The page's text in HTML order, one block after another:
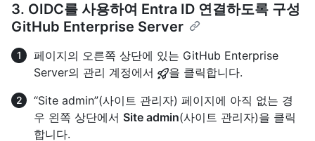
3. OIDC를 사용하여 Entra ID 연결하도록 구성
GitHub Enterprise Server
페이지의 오른쪽 상단에 있는 GitHub Enterprise
Server의 관리 계정에서
을 클릭합니다.
“Site admin”(사이트 관리자) 페이지에 아직 없는 경
우 왼쪽 상단에서 Site admin(사이트 관리자)을 클릭
합니다.